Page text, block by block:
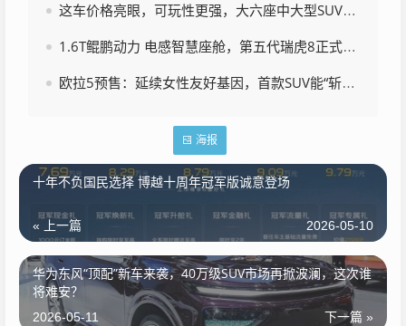
这车价格亮眼，可玩性更强，大六座中大型SUV有了新选择？
1.6T鲲鹏动力 电感智慧座舱，第五代瑞虎8正式上市
欧拉5预售：延续女性友好基因，首款SUV能“斩男又斩女”？
海报
十年不负国民选择 博越十周年冠军版诚意登场
« 上一篇 2026-05-10
华为东风“顶配”新车来袭，40万级SUV市场再掀波澜，这次谁
将难安？
下一篇 »
2026-05-11